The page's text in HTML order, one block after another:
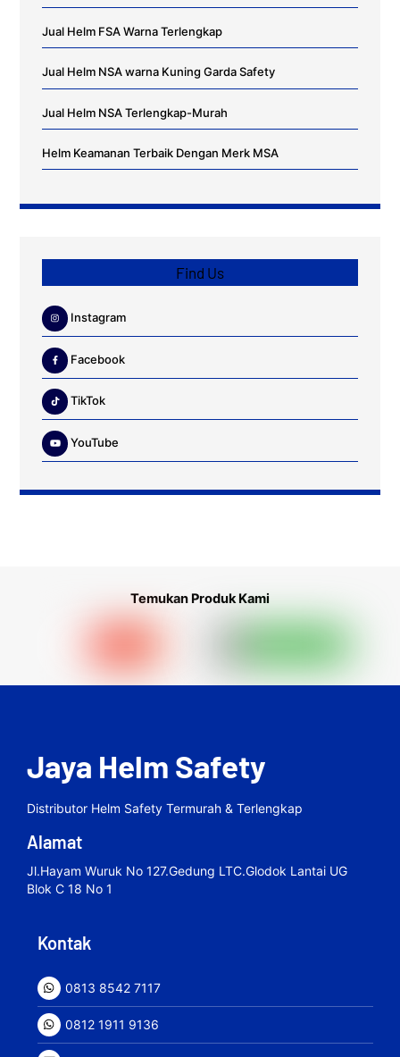
Jual Helm FSA Warna Terlengkap
Jual Helm NSA warna Kuning Garda Safety
Jual Helm NSA Terlengkap-Murah
Helm Keamanan Terbaik Dengan Merk MSA
Find Us
Instagram
Facebook
TikTok
YouTube
Temukan Produk Kami
Jaya Helm Safety
Distributor Helm Safety Termurah & Terlengkap
Alamat
Jl.hayam Wuruk No 127.gedung LTC.Glodok Lantai UG
Blok C 18 No 1
Kontak
0813 8542 7117
0812 1911 9136